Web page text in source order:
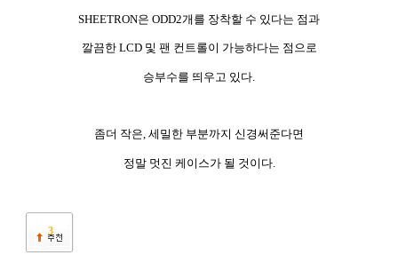
SHEETRON은 ODD2개를 장착할 수 있다는 점과
깔끔한 LCD 및 팬 컨트롤이 가능하다는 점으로
승부수를 띄우고 있다.
좀더 작은, 세밀한 부분까지 신경써준다면
정말 멋진 케이스가 될 것이다.
3